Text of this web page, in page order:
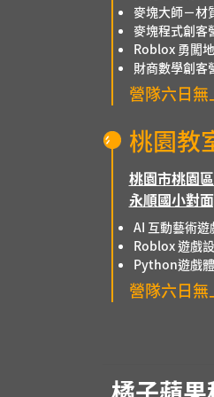
麥塊大師－材
麥塊程式創客
Roblox 勇闖
財商數學創客
營隊六日無
桃園教
桃園市桃園
永順國小對
AI 互動藝術遊
Roblox 遊戲
Python遊戲
營隊六日無